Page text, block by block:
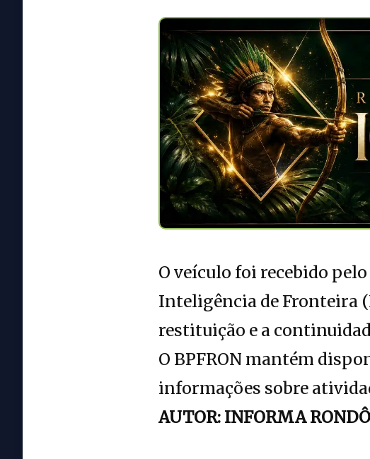
O veículo foi recebido
Inteligência de Fronteira
restituição e a
O BPFRON mantém
informações sobre
AUTOR: INFORMA